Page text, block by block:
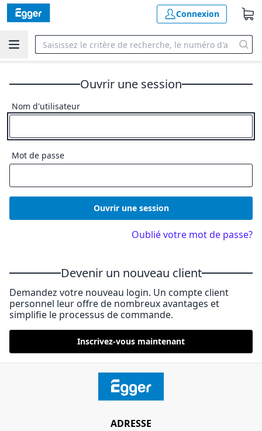
Connexion
Ouvrir une session
Nom d'utilisateur
Mot de passe
Ouvrir une session
Oublié votre mot de passe?
Devenir un nouveau client
Demandez votre nouveau login. Un compte client
personnel leur offre de nombreux avantages et
simplifie le processus de commande.
Inscrivez-vous maintenant
ADRESSE